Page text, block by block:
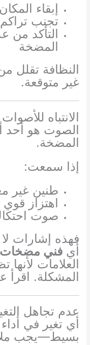
إبقاء
تجنب تراكم
التأكد من
المضخة
النظافة تقلل
غير متوقعة.
الانتباه
الصوت هو أحد
المضخة.
إذا سمعت:
طنين غير
اهتزاز قوي
صوت
فهذه إشارات
أيفني مضخات
العلامات
المشكلة. اقرأ
عدم تجاهل
بسيط—يجب